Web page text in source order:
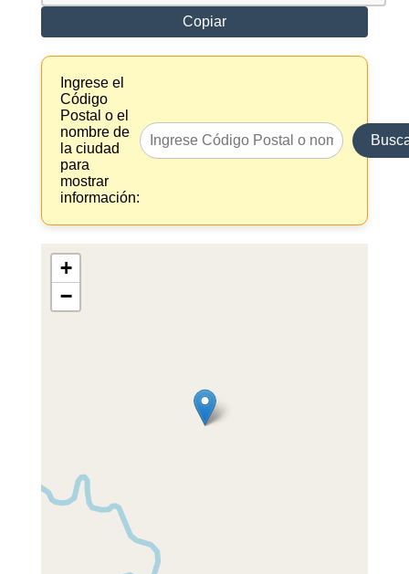
Copiar
Ingrese el
Código
Postal o el
nombre de
la ciudad
para
mostrar
información:
+
−